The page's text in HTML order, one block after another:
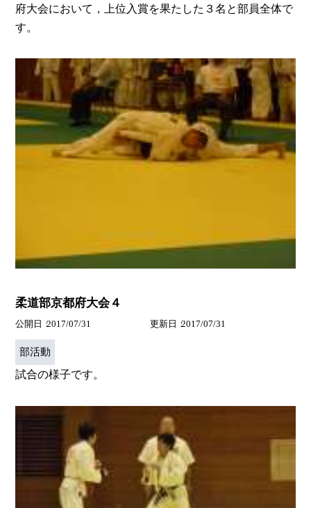
府大会において，上位入賞を果たした３名と部員全体で
す。
柔道部京都府大会４
公開日 2017/07/31 更新日 2017/07/31
部活動
試合の様子です。